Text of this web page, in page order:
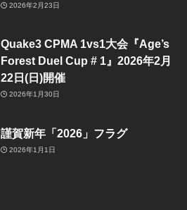
2026年2月23日
Quake3 CPMA 1vs1大会『Age’s
Forest Duel Cup # 1』2026年2月
22日(日)開催
2026年1月30日
謹賀新年「2026」フラグ
2026年1月1日